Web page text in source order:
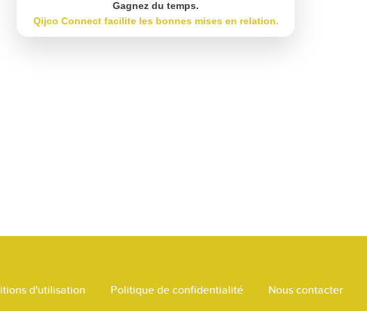
d'utilisation Politique de confidentialité Nous contacter
Gagnez du temps.
Qijco Connect facilite les bonnes mises en relation.